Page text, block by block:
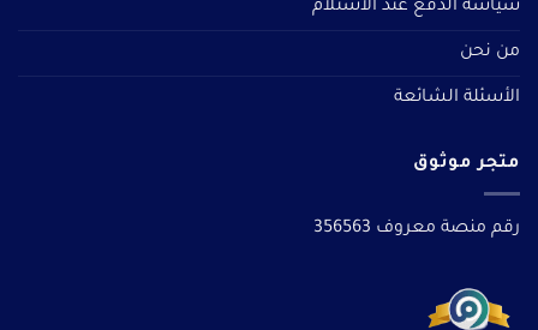
سياسة الدفع عند الاستلام
من نحن
الأسئلة الشائعة
متجر موثوق
رقم منصة معروف 356563